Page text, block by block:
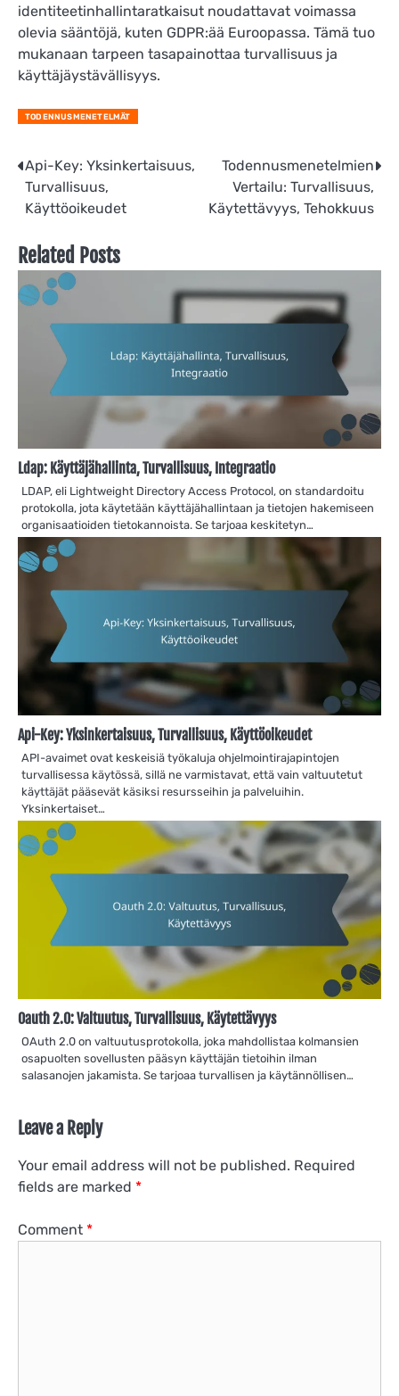
identiteetinhallintaratkaisut noudattavat voimassa
olevia sääntöjä, kuten GDPR:ää Euroopassa. Tämä tuo
mukanaan tarpeen tasapainottaa turvallisuus ja
käyttäjäystävällisyys.
TODENNUSMENETELMÄT
Post
navigation
Api-Key: Yksinkertaisuus,
Turvallisuus,
Käyttöoikeudet
Todennusmenetelmien
Vertailu: Turvallisuus,
Käytettävyys, Tehokkuus
Related Posts
Ldap: Käyttäjähallinta, Turvallisuus, Integraatio
LDAP, eli Lightweight Directory Access Protocol, on standardoitu
protokolla, jota käytetään käyttäjähallintaan ja tietojen hakemiseen
organisaatioiden tietokannoista. Se tarjoaa keskitetyn…
Api-Key: Yksinkertaisuus, Turvallisuus, Käyttöoikeudet
API-avaimet ovat keskeisiä työkaluja ohjelmointirajapintojen
turvallisessa käytössä, sillä ne varmistavat, että vain valtuutetut
käyttäjät pääsevät käsiksi resursseihin ja palveluihin.
Yksinkertaiset…
Oauth 2.0: Valtuutus, Turvallisuus, Käytettävyys
OAuth 2.0 on valtuutusprotokolla, joka mahdollistaa kolmansien
osapuolten sovellusten pääsyn käyttäjän tietoihin ilman
salasanojen jakamista. Se tarjoaa turvallisen ja käytännöllisen…
Leave a Reply
Your email address will not be published. Required
fields are marked *
Comment *